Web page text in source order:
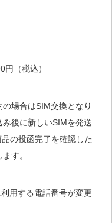
円（税込）
場合はSIM交換となり
後に新しいSIMを発送
の投函完了を確認した
す。
用する電話番号が変更